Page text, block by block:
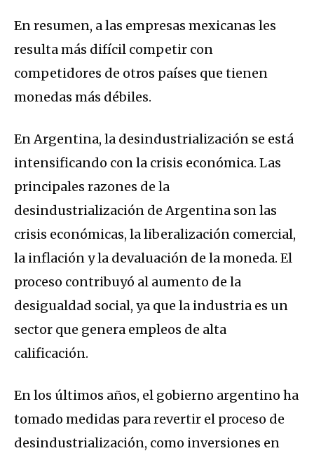
En resumen, a las empresas mexicanas les
resulta más difícil competir con
competidores de otros países que tienen
monedas más débiles.
En Argentina, la desindustrialización se está
intensificando con la crisis económica. Las
principales razones de la
desindustrialización de Argentina son las
crisis económicas, la liberalización comercial,
la inflación y la devaluación de la moneda. El
proceso contribuyó al aumento de la
desigualdad social, ya que la industria es un
sector que genera empleos de alta
calificación.
En los últimos años, el gobierno argentino ha
tomado medidas para revertir el proceso de
desindustrialización, como inversiones en